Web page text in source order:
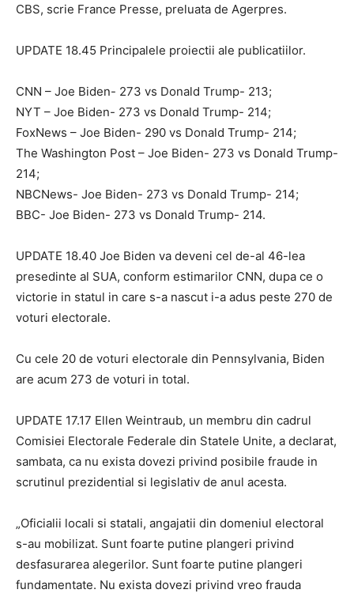
CBS, scrie France Presse, preluata de Agerpres.
UPDATE 18.45 Principalele proiectii ale publicatiilor.
CNN – Joe Biden- 273 vs Donald Trump- 213;
NYT – Joe Biden- 273 vs Donald Trump- 214;
FoxNews – Joe Biden- 290 vs Donald Trump- 214;
The Washington Post – Joe Biden- 273 vs Donald Trump-
214;
NBCNews- Joe Biden- 273 vs Donald Trump- 214;
BBC- Joe Biden- 273 vs Donald Trump- 214.
UPDATE 18.40 Joe Biden va deveni cel de-al 46-lea
presedinte al SUA, conform estimarilor CNN, dupa ce o
victorie in statul in care s-a nascut i-a adus peste 270 de
voturi electorale.
Cu cele 20 de voturi electorale din Pennsylvania, Biden
are acum 273 de voturi in total.
UPDATE 17.17 Ellen Weintraub, un membru din cadrul
Comisiei Electorale Federale din Statele Unite, a declarat,
sambata, ca nu exista dovezi privind posibile fraude in
scrutinul prezidential si legislativ de anul acesta.
„Oficialii locali si statali, angajatii din domeniul electoral
s-au mobilizat. Sunt foarte putine plangeri privind
desfasurarea alegerilor. Sunt foarte putine plangeri
fundamentate. Nu exista dovezi privind vreo frauda